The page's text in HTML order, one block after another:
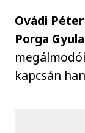
Ovádi Péter
Porga Gyula
kapcsán